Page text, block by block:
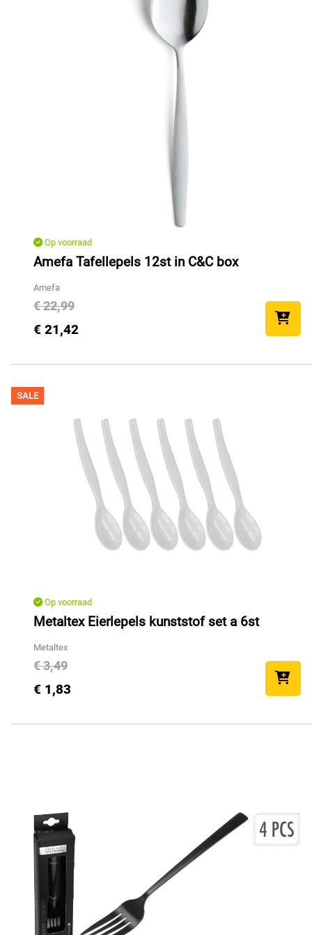
Op voorraad
Amefa Tafellepels 12st in C&C box
Amefa
€ 22,99
€ 21,42
SALE
Op voorraad
Metaltex Eierlepels kunststof set a 6st
Metaltex
€ 3,49
€ 1,83